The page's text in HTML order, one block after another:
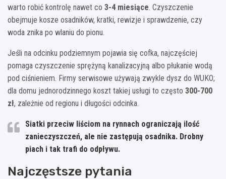
warto robić kontrolę nawet co 3-4 miesiące. Czyszczenie
obejmuje kosze osadników, kratki, rewizje i sprawdzenie, czy
woda znika po wlaniu do pionu.
Jeśli na odcinku podziemnym pojawia się cofka, najczęściej
pomaga czyszczenie sprężyną kanalizacyjną albo płukanie wodą
pod ciśnieniem. Firmy serwisowe używają zwykle dysz do WUKO;
dla domu jednorodzinnego koszt takiej usługi to często 300-700
zł, zależnie od regionu i długości odcinka.
Siatki przeciw liściom na rynnach ograniczają ilość
zanieczyszczeń, ale nie zastępują osadnika. Drobny
piach i tak trafi do odpływu.
Najczęstsze pytania